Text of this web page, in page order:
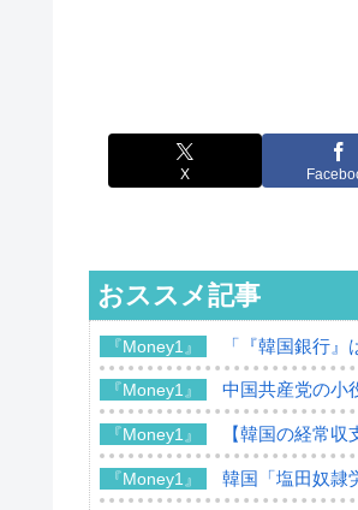
X
おススメ記事
『Money1』 「『韓国銀行
『Money1』 中国共産党の小
『Money1』 【韓国の経常
『Money1』 韓国「塩田奴隷